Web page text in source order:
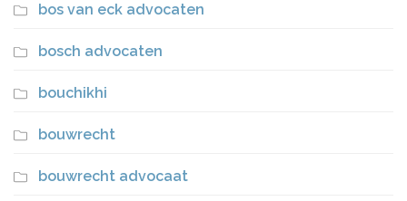
bos van eck advocaten
bosch advocaten
bouchikhi
bouwrecht
bouwrecht advocaat